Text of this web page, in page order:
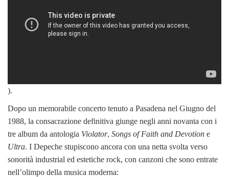
).
Dopo un memorabile concerto tenuto a Pasadena nel Giugno del
1988, la consacrazione definitiva giunge negli anni novanta con i
tre album da antologia Violator, Songs of Faith and Devotion e
Ultra. I Depeche stupiscono ancora con una netta svolta verso
sonorità industrial ed estetiche rock, con canzoni che sono entrate
nell’olimpo della musica moderna: